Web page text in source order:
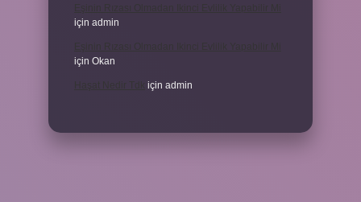
için admin
için Okan
için admin